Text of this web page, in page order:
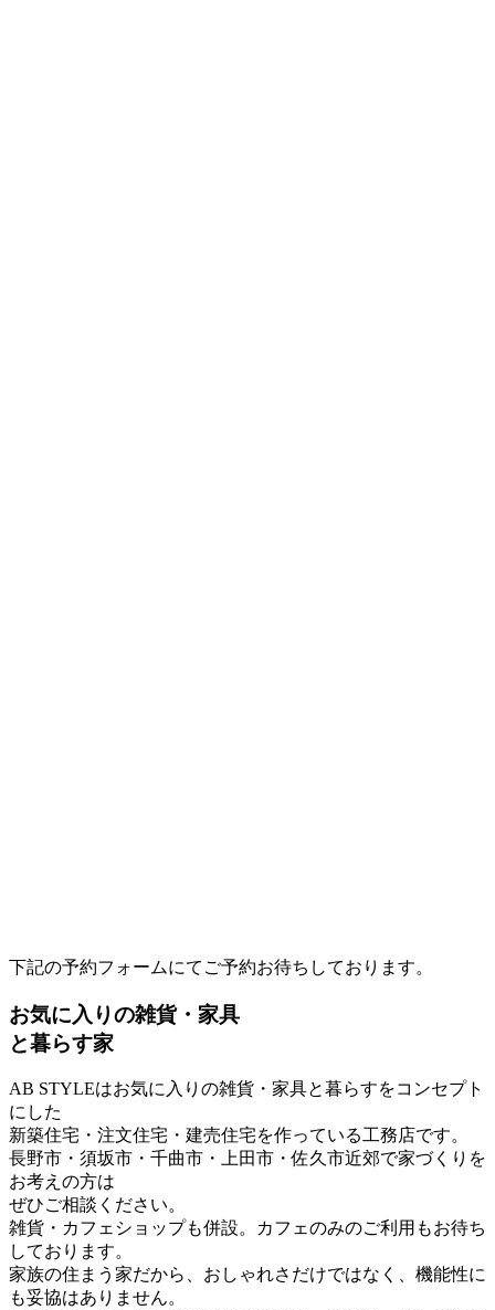
下記の予約フォームにてご予約お待ちしております。
お気に入りの雑貨・家具
と暮らす家
AB STYLEはお気に入りの雑貨・家具と暮らすをコンセプト
にした
新築住宅・注文住宅・建売住宅を作っている工務店です。
長野市・須坂市・千曲市・上田市・佐久市近郊で家づくりを
お考えの方は
ぜひご相談ください。
雑貨・カフェショップも併設。カフェのみのご利用もお待ち
しております。
家族の住まう家だから、おしゃれさだけではなく、機能性に
も妥協はありません。